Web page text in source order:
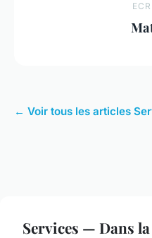
← Voir tous les articles
Services — Dans